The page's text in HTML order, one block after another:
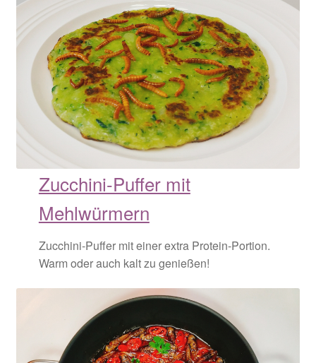
Start
Über uns
Versandarten
Warenkorb
Widerrufsbelehrung
Zahlungsarten
Zucchini-Puffer mit
Mehlwürmern
Zucchini-Puffer mit einer extra Protein-Portion.
Warm oder auch kalt zu genießen!